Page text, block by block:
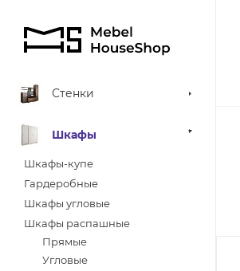
Стенки
Шкафы
Шкафы-купе
Гардеробные
Шкафы угловые
Шкафы распашные
Прямые
Угловые